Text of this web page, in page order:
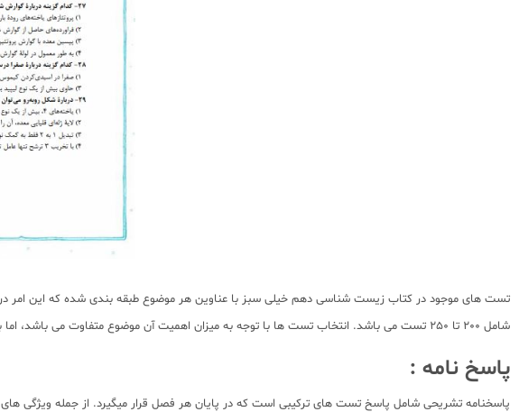
تست های موجود در کتاب زیست شناسی دهم خیلی سبز با عناوین هر موضوع طبقه بندی شده که این امر
شامل 200 تا 250 تست می باشد. انتخاب تست ها با توجه به میزان اهمیت آن موضوع متفاوت می باشد، اما بنظر می رسد تعداد تست ها برای برخی موضوعات کافی نیست.
پاسخ نامه :
پاسخنامه تشریحی شامل پاسخ تست های ترکیبی است که در پایان هر فصل قرار میگیرد. از جمله ویژگی